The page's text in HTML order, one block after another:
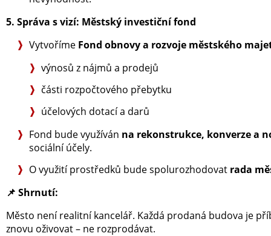
5. Správa s vizí: Městský investiční fond
Vytvoříme Fond obnovy a rozvoje městského
výnosů z nájmů a prodejů
části rozpočtového přebytku
účelových dotací a darů
Fond bude využíván na rekonstrukce, konverze a
sociální účely.
O využití prostředků bude spolurozhodovat rada
📌 Shrnutí:
Město není realitní kancelář. Každá prodaná budova je
znovu oživovat – ne rozprodávat.